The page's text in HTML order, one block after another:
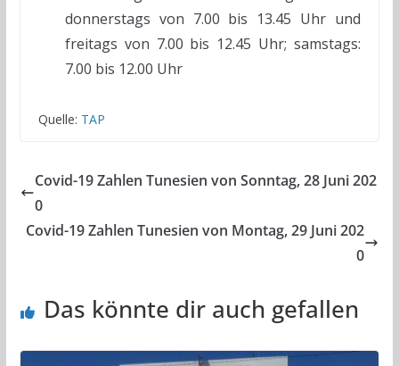
donnerstags von 7.00 bis 13.45 Uhr und
freitags von 7.00 bis 12.45 Uhr; samstags:
7.00 bis 12.00 Uhr
Quelle: TAP
Covid-19 Zahlen Tunesien von Sonntag, 28 Juni 202
0
Covid-19 Zahlen Tunesien von Montag, 29 Juni 202
0
Das könnte dir auch gefallen